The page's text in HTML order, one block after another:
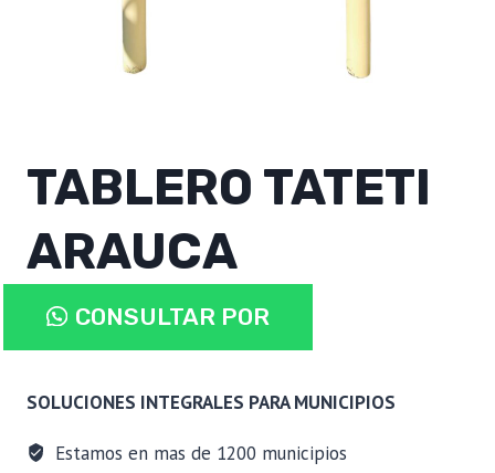
TABLERO TATETI
ARAUCA
TATETI
ARAUCA
CONSULTAR POR
SOLUCIONES INTEGRALES PARA MUNICIPIOS
Estamos en mas de 1200 municipios